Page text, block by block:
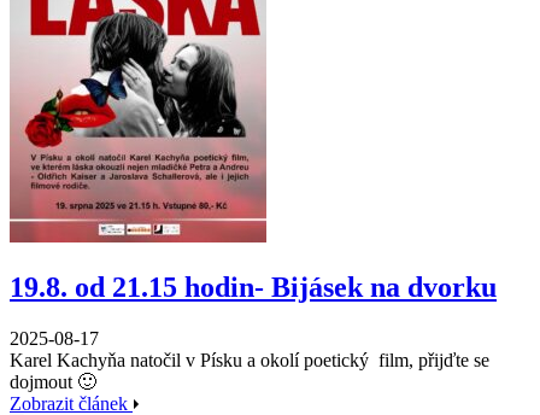
19.8. od 21.15 hodin- Bijásek na dvorku
2025-08-17
Karel Kachyňa natočil v Písku a okolí poetický film, přijďte se
dojmout 🙂
Zobrazit článek